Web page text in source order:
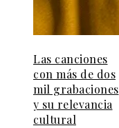
Las canciones
con más de dos
mil grabaciones
y su relevancia
cultural